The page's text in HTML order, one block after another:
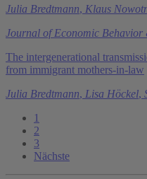
Julia Bredtmann, Klaus
Journal of Economic Behavior
The intergenerational
from immigrant mothers-in-law
Julia Bredtmann, Lisa Höckel,
1
2
3
Nächste